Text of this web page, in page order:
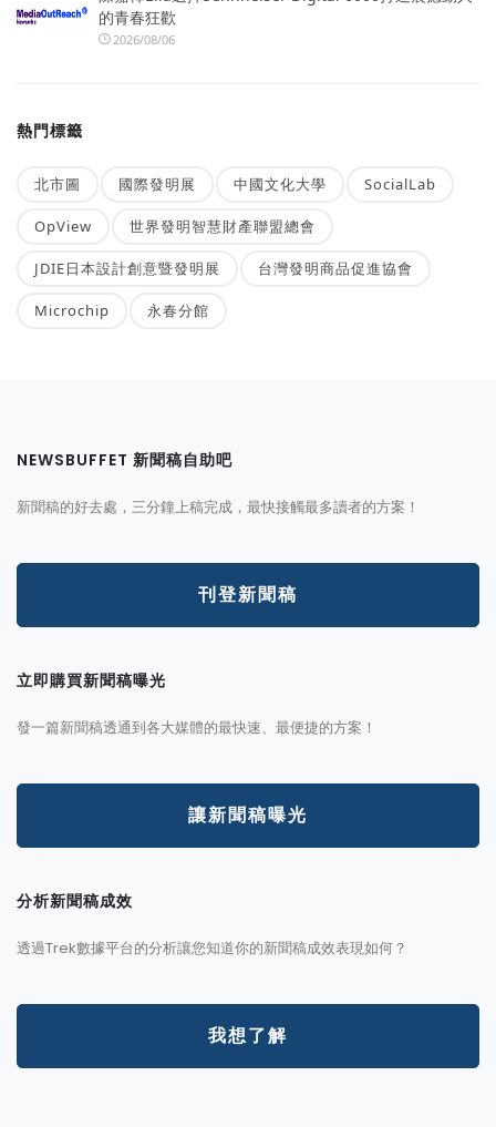
的青春狂歡
2026/08/06
熱門標籤
北市圖 國際發明展 中國文化大學 SocialLab
OpView 世界發明智慧財產聯盟總會
JDIE日本設計創意暨發明展 台灣發明商品促進協會
Microchip 永春分館
NEWSBUFFET 新聞稿自助吧
新聞稿的好去處，三分鐘上稿完成，最快接觸最多讀者的方案！
刊登新聞稿
立即購買新聞稿曝光
發一篇新聞稿透通到各大媒體的最快速、最便捷的方案！
讓新聞稿曝光
分析新聞稿成效
透過Trek數據平台的分析讓您知道你的新聞稿成效表現如何？
我想了解